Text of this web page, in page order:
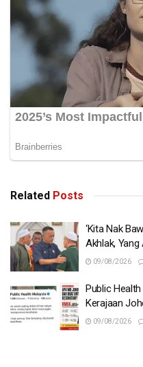
Related Posts
‘Kita Nak
Akhlak, Yang
09/08/2026
Public
Kerajaan
09/08/2026